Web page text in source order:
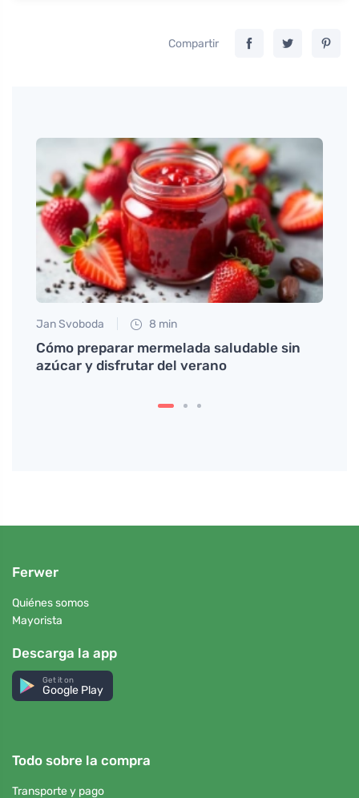
Compartir
Jan Svoboda 8 min
Cómo preparar mermelada saludable sin
azúcar y disfrutar del verano
Ferwer
Quiénes somos
Mayorista
Descarga la app
Get it on
Google Play
Todo sobre la compra
Transporte y pago